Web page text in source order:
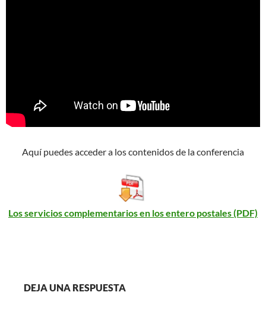
Aquí puedes acceder a los contenidos de la conferencia
Los servicios complementarios en los entero postales (PDF)
DEJA UNA RESPUESTA